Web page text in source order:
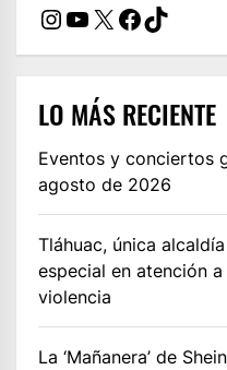
Instagram
YouTube
X Facebook
TikTok
LO MÁS RECIENTE
Eventos y conciertos
agosto de 2026
Tláhuac, única
especial en atención
violencia
La ‘Mañanera’ de